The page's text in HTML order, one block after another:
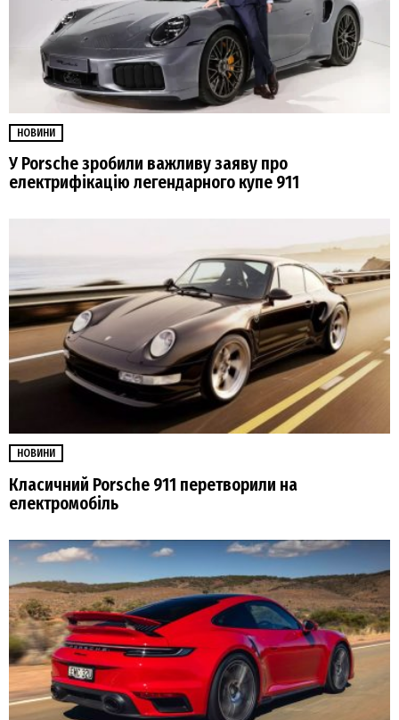
НОВИНИ
У Porsche зробили важливу заяву про
електрифікацію легендарного купе 911
НОВИНИ
Класичний Porsche 911 перетворили на
електромобіль